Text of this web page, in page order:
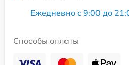
Ежедневно с 9:00 до
Способы оплаты